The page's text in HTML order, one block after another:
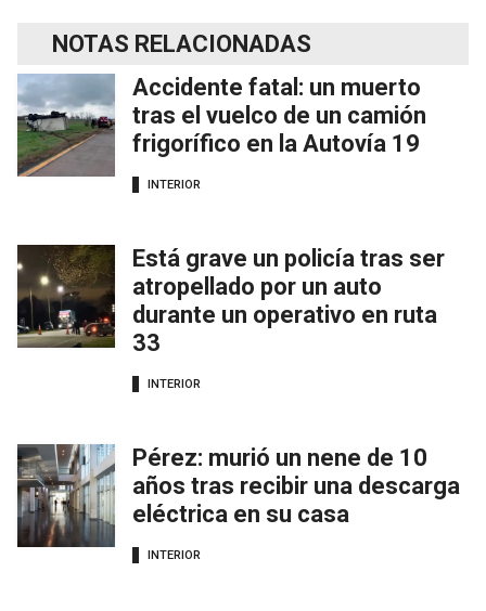
NOTAS RELACIONADAS
Accidente fatal: un muerto
tras el vuelco de un camión
frigorífico en la Autovía 19
INTERIOR
Está grave un policía tras ser
atropellado por un auto
durante un operativo en ruta
33
INTERIOR
Pérez: murió un nene de 10
años tras recibir una descarga
eléctrica en su casa
INTERIOR